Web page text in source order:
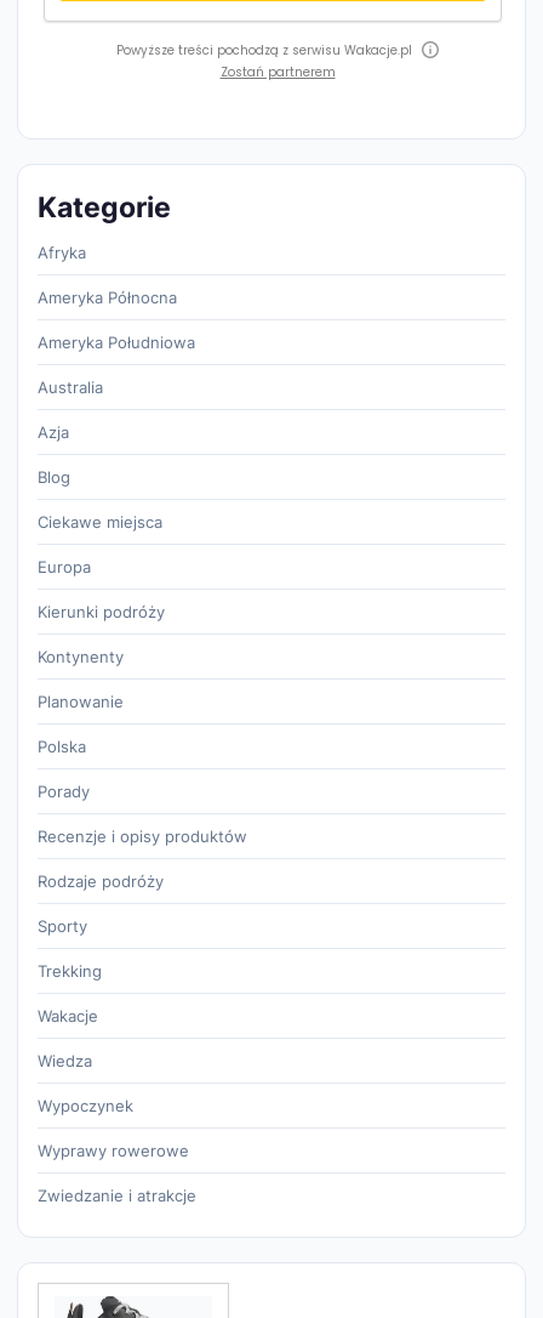
Powyższe treści pochodzą z serwisu Wakacje.pl
Zostań partnerem
Kategorie
Afryka
Ameryka Północna
Ameryka Południowa
Australia
Azja
Blog
Ciekawe miejsca
Europa
Kierunki podróży
Kontynenty
Planowanie
Polska
Porady
Recenzje i opisy produktów
Rodzaje podróży
Sporty
Trekking
Wakacje
Wiedza
Wypoczynek
Wyprawy rowerowe
Zwiedzanie i atrakcje